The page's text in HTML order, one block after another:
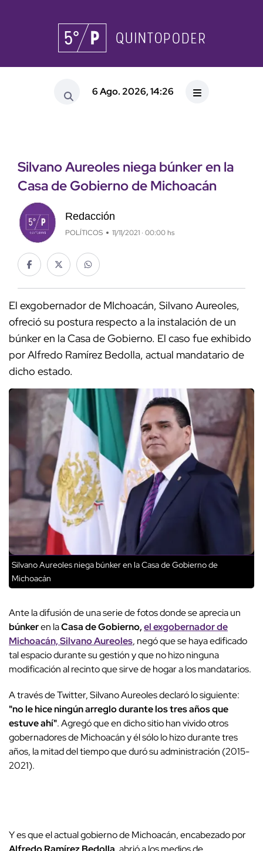
6 Ago. 2026, 14:26
Silvano Aureoles niega búnker en la
Casa de Gobierno de Michoacán
Redacción
POLÍTICOS 11/11/2021 · 00:00 hs
El exgobernador de MIchoacán, Silvano Aureoles,
ofreció su postura respecto a la instalación de un
búnker en la Casa de Gobierno. El caso fue exhibido
por Alfredo Ramírez Bedolla, actual mandatario de
dicho estado.
Silvano Aureoles niega búnker en la Casa de Gobierno de
Michoacán
Ante la difusión de una serie de fotos donde se aprecia un
búnkeren laCasa de Gobierno,el exgobernador de
Michoacán, Silvano Aureoles, negó que se haya edificado
tal espacio durante su gestión y que no hizo ninguna
modificación al recinto que sirve de hogar a los mandatarios.
A través de Twitter, Silvano Aureoles declaró lo siguiente:
"no le hice ningún arreglo durante los tres años que
estuve ahí". Agregó que en dicho sitio han vivido otros
gobernadores de Michoacán y él sólo lo hizo durante tres
años, la mitad del tiempo que duró su administración (2015-
2021).
Y es que el actual gobierno de Michoacán, encabezado por